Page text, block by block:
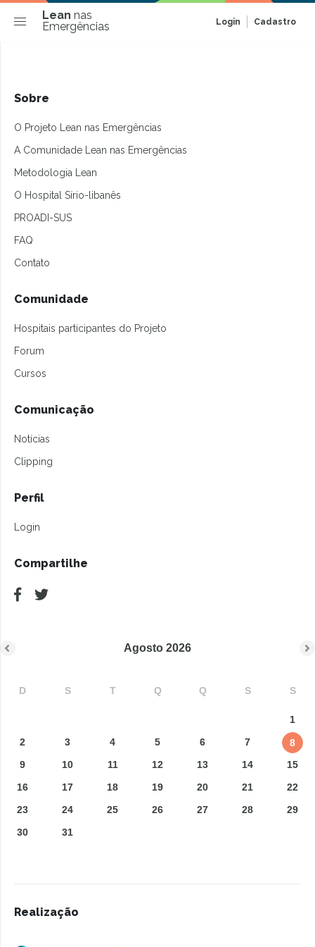
Lean nas
Emergências
Login Cadastro
Sobre
O Projeto Lean nas Emergências
A Comunidade Lean nas Emergências
Metodologia Lean
O Hospital Sírio-libanês
PROADI-SUS
FAQ
Contato
Comunidade
Hospitais participantes do Projeto
Forum
Cursos
Comunicação
Notícias
Clipping
Perfil
Login
Compartilhe
Agosto 2026
D S T Q Q S S
1
2
3 4 5 6 7
8
9
10 11 12 13 14
15
16
17 18 19 20 21
22
23
24 25 26 27 28
29
30
31
Realização